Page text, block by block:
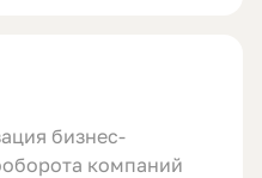
бизнес-
компаний